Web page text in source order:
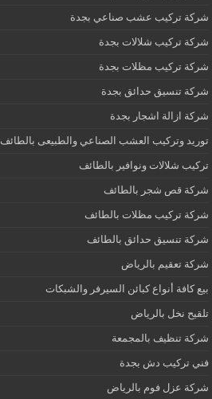
شركة تركيب عشب صناعي بجدة
شركة تركيب شلالات بجدة
شركة تركيب مظلات بجدة
شركة تنسيق حدائق بجدة
شركة ازالة اشجار بجدة
توريد وتركيب العشب الصناعي والطبيعى بالطائف
تركيب شلالات ونوافير بالطائف
شركة قص شجر بالطائف
شركة تركيب مظلات بالطائف
شركة تنسيق حدائق بالطائف
شركة تعقيم بالرياض
بيع كافة أنواع كبائن السيرفر والشبكات
تلقيح نخل بالرياض
شركة تنظيف بالمجمعة
فني تركيب دش بجدة
شركة عزل فوم بالرياض